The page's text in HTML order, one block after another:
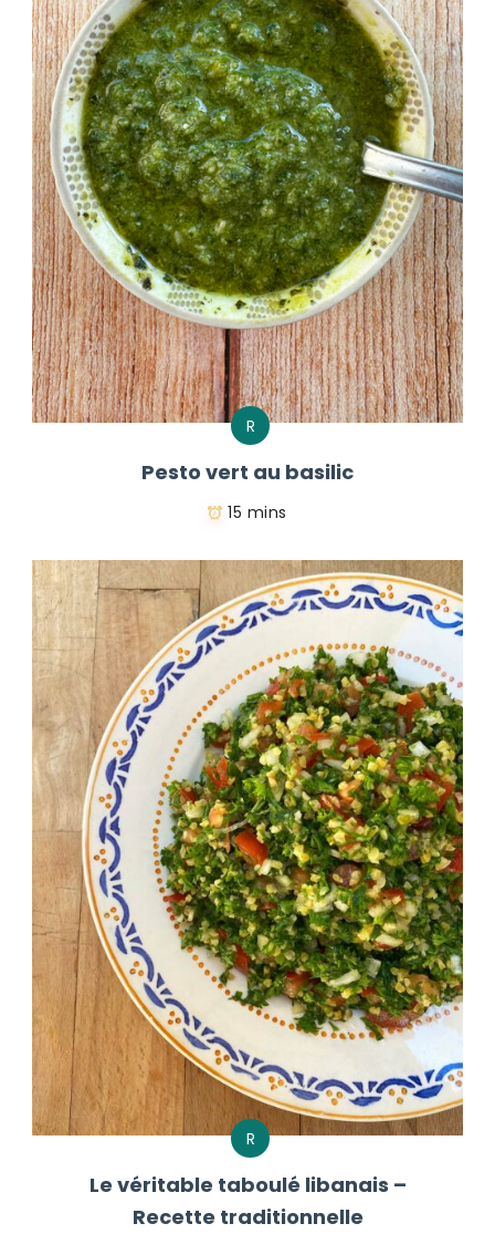
R
Pesto vert au basilic
15 mins
R
Le véritable taboulé libanais –
Recette traditionnelle